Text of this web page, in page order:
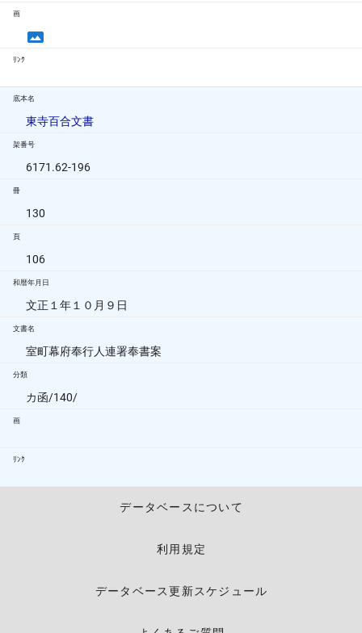
画
ﾘﾝｸ
底本名
東寺百合文書
架番号
6171.62-196
冊
130
頁
106
和暦年月日
文正１年１０月９日
文書名
室町幕府奉行人連署奉書案
分類
カ函/140/
画
ﾘﾝｸ
データベースについて
利用規定
データベース更新スケジュール